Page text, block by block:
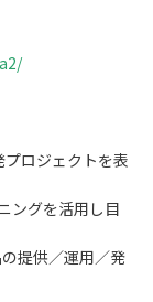
ロジェクトを表
ングを活用し目
提供／運用／発